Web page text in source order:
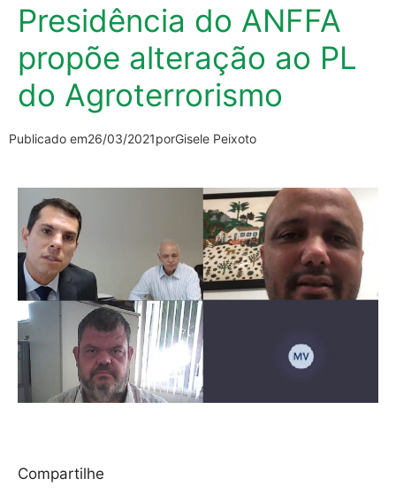
Presidência do ANFFA
propõe alteração ao PL
do Agroterrorismo
Publicado em26/03/2021porGisele Peixoto
Compartilhe